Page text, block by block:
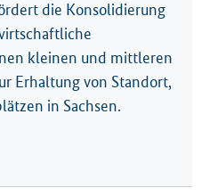
die Konsolidierung
kleinen und mittleren
Erhaltung von Standort,
in Sachsen.